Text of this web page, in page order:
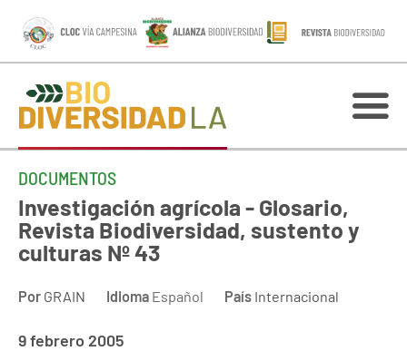
DOCUMENTOS
Investigación agrícola - Glosario,
Revista Biodiversidad, sustento y
culturas Nº 43
Por GRAIN Idioma Español País Internacional
9 febrero 2005